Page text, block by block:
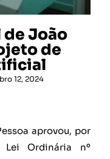
de João
de
12, 2024
aprovou, por
Ordinária nº